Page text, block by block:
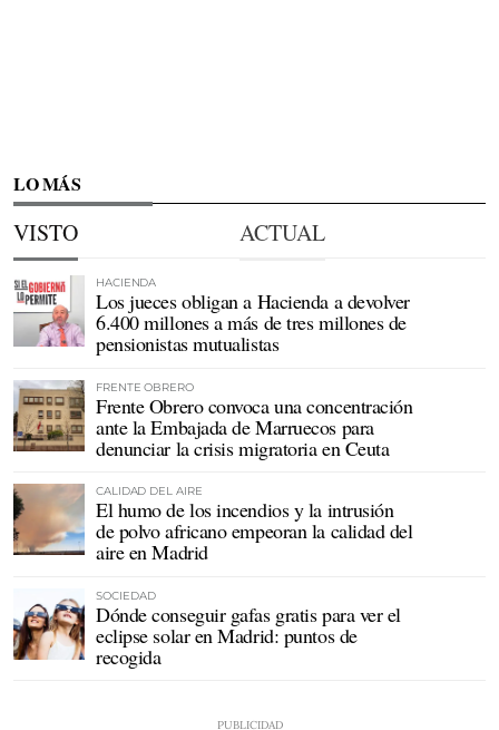
LO MÁS
VISTO ACTUAL
HACIENDA
Los jueces obligan a Hacienda a devolver
6.400 millones a más de tres millones de
pensionistas mutualistas
FRENTE OBRERO
Frente Obrero convoca una concentración
ante la Embajada de Marruecos para
denunciar la crisis migratoria en Ceuta
CALIDAD DEL AIRE
El humo de los incendios y la intrusión
de polvo africano empeoran la calidad del
aire en Madrid
SOCIEDAD
Dónde conseguir gafas gratis para ver el
eclipse solar en Madrid: puntos de
recogida